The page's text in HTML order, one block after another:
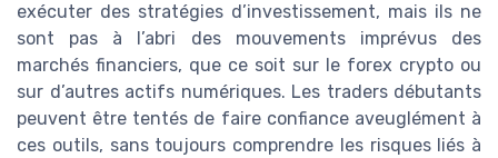
exécuter des stratégies d’investissement, mais ils ne
sont pas à l’abri des mouvements imprévus des
marchés financiers, que ce soit sur le forex crypto ou
sur d’autres actifs numériques. Les traders débutants
peuvent être tentés de faire confiance aveuglément à
ces outils, sans toujours comprendre les risques liés à